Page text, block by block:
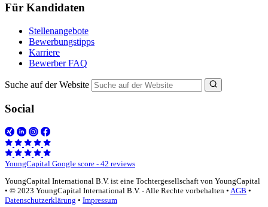
Für Kandidaten
Stellenangebote
Bewerbungstipps
Karriere
Bewerber FAQ
Suche auf der Website
Social
YoungCapital Google score - 42 reviews
YoungCapital International B.V. ist eine Tochtergesellschaft von YoungCapital
• © 2023 YoungCapital International B.V. - Alle Rechte vorbehalten • AGB •
Datenschutzerklärung • Impressum